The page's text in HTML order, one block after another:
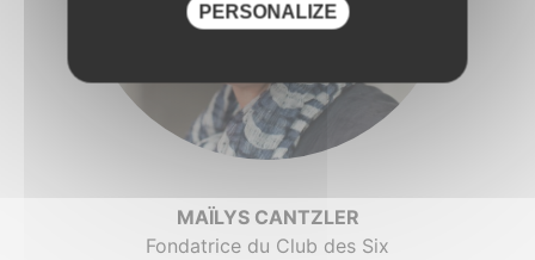
MAÏLYS CANTZLER
Fondatrice du Club des Six
PERSONALIZE